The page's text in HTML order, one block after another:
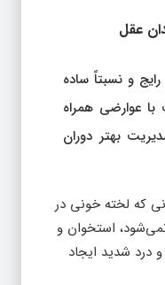
عقل
و نسبتاً ساده
عوارضی همراه
بهتر دوران
که لخته خونی در
استخوان و
شدید ایجاد